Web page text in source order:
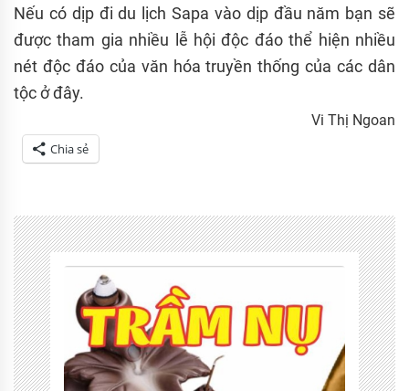
Nếu có dịp đi du lịch Sapa vào dịp đầu năm bạn sẽ
được tham gia nhiều lễ hội độc đáo thể hiện nhiều
nét độc đáo của văn hóa truyền thống của các dân
tộc ở đây.
Vi Thị Ngoan
Chia sẻ
Dân
tộc
anh
em